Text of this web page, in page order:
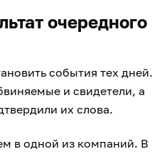
очередного
события тех дней.
и свидетели, а
их слова.
в одной из компаний. В